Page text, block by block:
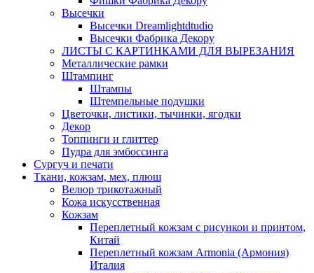
Высечки
Высечки Dreamlightdtudio
Высечки Фабрика Декору
ЛИСТЫ С КАРТИНКАМИ ДЛЯ ВЫРЕЗАНИЯ
Металлические рамки
Штампинг
Штампы
Штемпельные подушки
Цветочки, листики, тычинки, ягодки
Декор
Топпинги и глиттер
Пудра для эмбоссинга
Сургуч и печати
Ткани, кожзам, мех, плюш
Велюр трикотажный
Кожа искусственная
Кожзам
Переплетный кожзам с рисункои и принтом,
Китай
Переплетный кожзам Armonia (Армония)
Италия